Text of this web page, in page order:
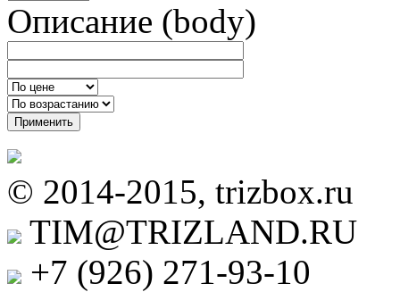
Описание (body)
Применить
© 2014-2015, trizbox.ru
TIM@TRIZLAND.RU
+7 (926) 271-93-10